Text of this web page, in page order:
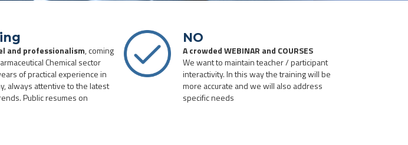
and professionalism, coming
Chemical sector
of practical experience in
always attentive to the latest
Public resumes on
NO
A crowded WEBINAR and COURSES
We want to maintain teacher / participant
interactivity. In this way the training will be
more accurate and we will also address
specific needs